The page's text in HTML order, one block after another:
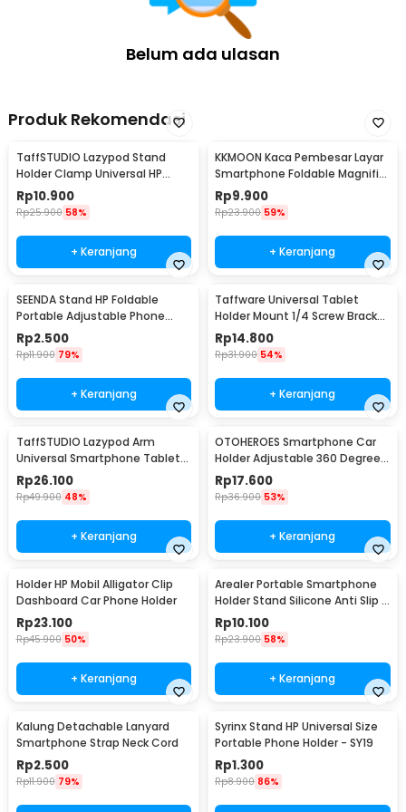
Belum ada ulasan
Produk Rekomendasi
TaffSTUDIO Lazypod Stand
Holder Clamp Universal HP
Tablet Monopod 57cm -
Tripod-8-1
Rp10.900
Rp25.900 58%
+ Keranjang
KKMOON Kaca Pembesar Layar
Smartphone Foldable Magnifier
Stand 5X - F1
Rp9.900
Rp23.900 59%
+ Keranjang
SEENDA Stand HP Foldable
Portable Adjustable Phone
Holder - S089
Rp2.500
Rp11.900 79%
+ Keranjang
Taffware Universal Tablet
Holder Mount 1/4 Screw Bracket
Tripod - VTM4
Rp14.800
Rp31.900 54%
+ Keranjang
TaffSTUDIO Lazypod Arm
Universal Smartphone Tablet
Holder Klip Clamp - A-138
Rp26.100
Rp49.900 48%
+ Keranjang
OTOHEROES Smartphone Car
Holder Adjustable 360 Degree
with Suction Cup - T003
Rp17.600
Rp36.900 53%
+ Keranjang
Holder HP Mobil Alligator Clip
Dashboard Car Phone Holder
Rp23.100
Rp45.900 50%
+ Keranjang
Arealer Portable Smartphone
Holder Stand Silicone Anti Slip -
PA456
Rp10.100
Rp23.900 58%
+ Keranjang
Kalung Detachable Lanyard
Smartphone Strap Neck Cord
Rp2.500
Rp11.900 79%
Syrinx Stand HP Universal Size
Portable Phone Holder - SY19
Rp1.300
Rp8.900 86%